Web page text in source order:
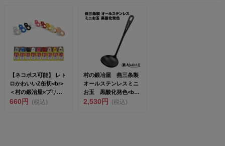
【ネコポス可能】 レト
ロかわいいZ缶切<br>
＜村の鍛冶屋×プリン
ス工業...
660円 (税込)
村の鍛冶屋 燕三条製
オールステンレスミニ
お玉 黒酸化発色<br>
全長21...
2,530円 (税込)